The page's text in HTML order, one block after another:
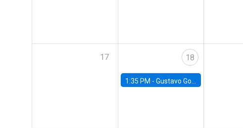
17 18
1:35 PM - Gustavo González, Banco Central de Chile